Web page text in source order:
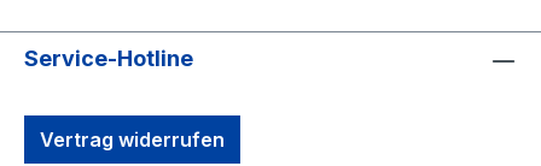
Service-Hotline
Vertrag widerrufen